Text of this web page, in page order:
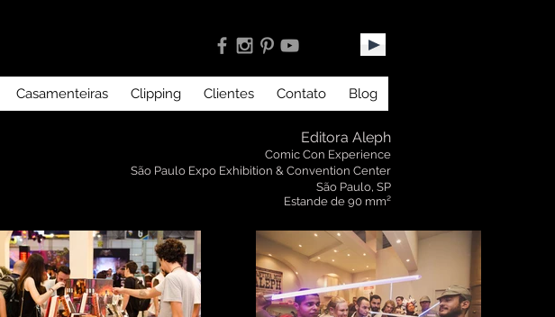
Casamenteiras Clipping Clientes Contato Blog
Editora Aleph
Comic Con Experience
São Paulo Expo Exhibition & Convention Center
São Paulo, SP
Estande de 90 mm²